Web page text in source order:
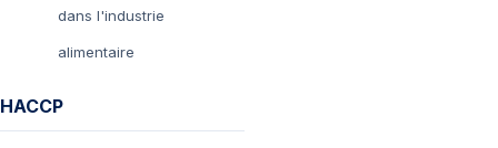
dans l'industrie
alimentaire
HACCP